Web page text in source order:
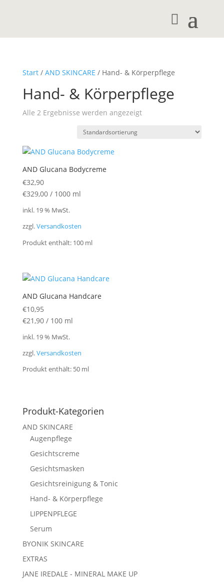
Start/ AND SKINCARE / Hand- & Körperpflege
Hand- & Körperpflege
Alle 2 Ergebnisse werden angezeigt
AND Glucana Bodycreme
€32,90
€329,00/ 1000 ml
inkl. 19 % MwSt.
zzgl.Versandkosten
Produkt enthält: 100 ml
AND Glucana Handcare
€10,95
€21,90/ 100 ml
inkl. 19 % MwSt.
zzgl.Versandkosten
Produkt enthält: 50 ml
Produkt-Kategorien
AND SKINCARE
Augenpflege
Gesichtscreme
Gesichtsmasken
Gesichtsreinigung & Tonic
Hand- & Körperpflege
LIPPENPFLEGE
Serum
BYONIK SKINCARE
EXTRAS
JANE IREDALE - MINERAL MAKE UP